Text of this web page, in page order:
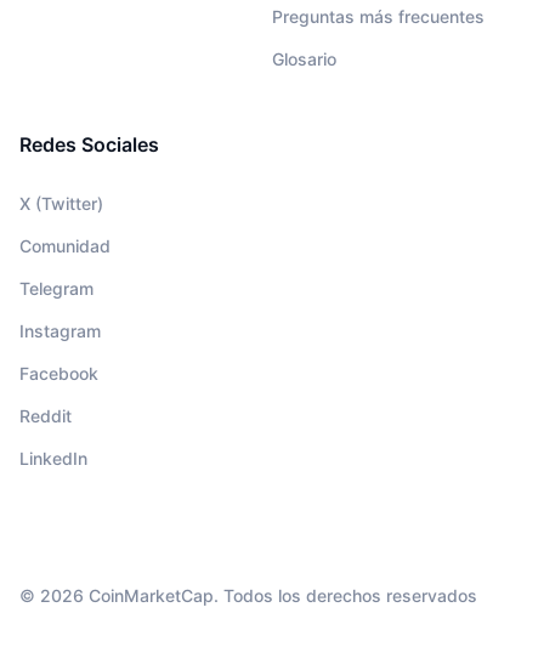
Preguntas más frecuentes
Glosario
Redes Sociales
X (Twitter)
Comunidad
Telegram
Instagram
Facebook
Reddit
LinkedIn
© 2026 CoinMarketCap. Todos los derechos reservados